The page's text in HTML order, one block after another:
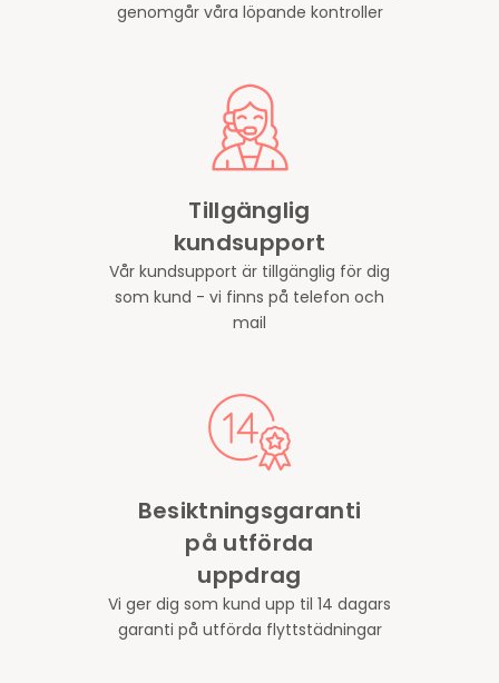
genomgår våra löpande kontroller
Tillgänglig
kundsupport
Vår kundsupport är tillgänglig för dig
som kund - vi finns på telefon och
mail
Besiktningsgaranti
på utförda
uppdrag
Vi ger dig som kund upp til 14 dagars
garanti på utförda flyttstädningar